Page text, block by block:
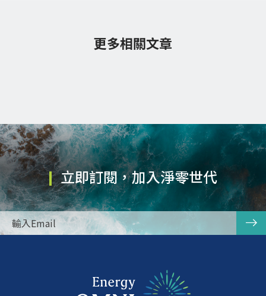
更多相關文章
立即訂閱，加入淨零世代